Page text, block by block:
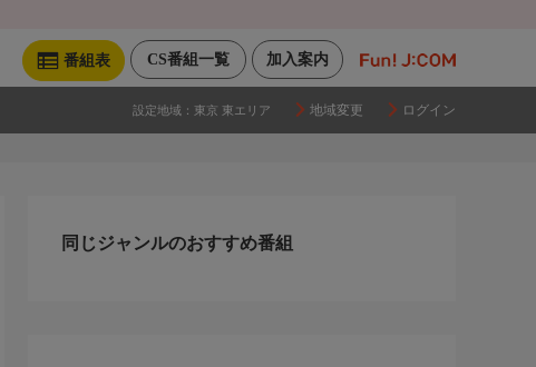
加入案内
CS番組一覧
番組表
設定地域： 東京 東エリア 地域変更 ログイン
同じジャンルのおすすめ番組